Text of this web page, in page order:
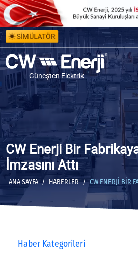
SİMÜLATÖR
Güneşten Elektrik
CW Enerji Bir
İmzasını Attı
ANA SAYFA HABERLER CW ENERJI BIR
Haber Kategorileri